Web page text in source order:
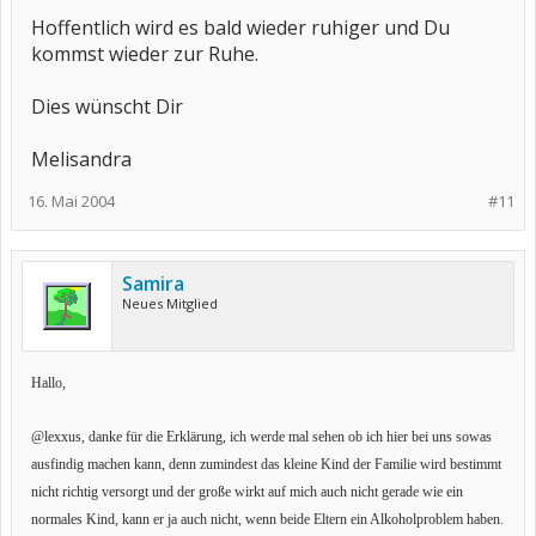
Hoffentlich wird es bald wieder ruhiger und Du
kommst wieder zur Ruhe.
Dies wünscht Dir
Melisandra
#11
16. Mai 2004
Samira
Neues Mitglied
Hallo,
@lexxus, danke für die Erklärung, ich werde mal sehen ob ich hier bei uns sowas
ausfindig machen kann, denn zumindest das kleine Kind der Familie wird bestimmt
nicht richtig versorgt und der große wirkt auf mich auch nicht gerade wie ein
normales Kind, kann er ja auch nicht, wenn beide Eltern ein Alkoholproblem haben.